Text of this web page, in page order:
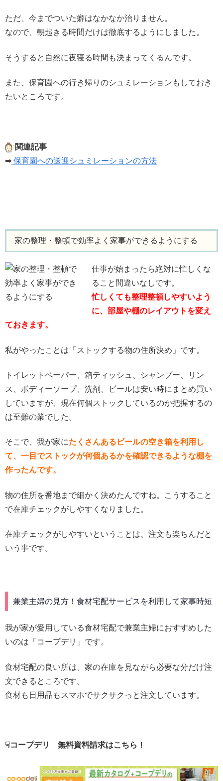
ただ、今までついた癖はなかなか治りません。
なので、朝起きる時間だけは徹底するようにしました。
そうすると自然に夜寝る時間も決まってくるんです。
また、保育園への行き帰りのシュミレーションもしておき
たいところです。
関連記事
➡ 保育園への送迎シュミレーションの方法
家の整理・整頓で効率よく家事ができるようにする
仕事が始まったら絶対に忙しくな
ること間違いなしです。
忙しくても整理整頓しやすいよう
に、部屋や棚のレイアウトを変え
ておきます。
私がやったことは「ストックする物の住所決め」です。
トイレットペーパー、箱ティッシュ、シャンプー、リン
ス、ボディーソープ、洗剤、ビールは安い時にまとめ買い
していますが、現在何個ストックしているのか把握するの
は至難の業でした。
そこで、我が家にたくさんあるビールの空き箱を利用し
て、一目でストックが何個あるかを確認できるような棚を
作ったんです。
物の住所を番地まで細かく決めたんですね。こうすること
で在庫チェックがしやすくなりました。
在庫チェックがしやすいということは、注文も楽ちんだと
いう事です。
兼業主婦の見方！食材宅配サービスを利用して家事時短
我が家が愛用している食材宅配で兼業主婦におすすめした
いのは「コープデリ」です。
食材宅配の良い所は、家の在庫を見ながら必要な分だけ注
文できるところです。
食材も日用品もスマホでサクサクっと注文しています。
☟コープデリ 無料資料請求はこちら！